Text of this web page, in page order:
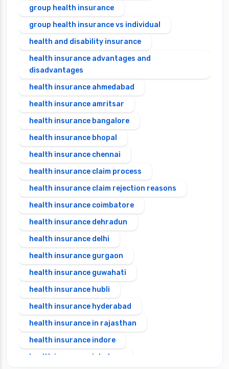
group health insurance
group health insurance vs individual
health and disability insurance
health insurance advantages and
disadvantages
health insurance ahmedabad
health insurance amritsar
health insurance bangalore
health insurance bhopal
health insurance chennai
health insurance claim process
health insurance claim rejection reasons
health insurance coimbatore
health insurance dehradun
health insurance delhi
health insurance gurgaon
health insurance guwahati
health insurance hubli
health insurance hyderabad
health insurance in rajasthan
health insurance indore
health insurance jabalpur